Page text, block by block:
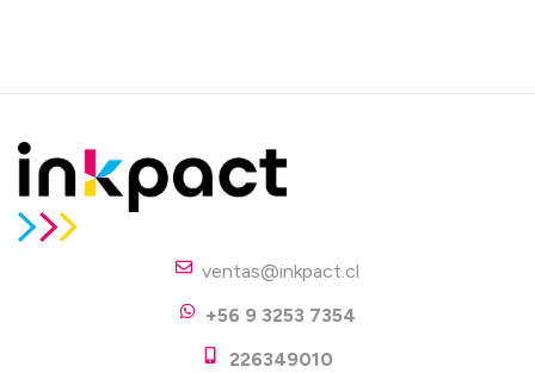
ventas@inkpact.cl
+56 9 3253 7354
226349010